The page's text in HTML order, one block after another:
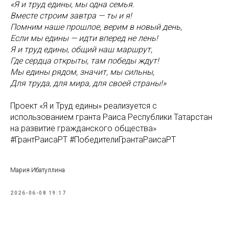
«Я и труд едины, мы одна семья.
Вместе строим завтра — ты и я!
Помним наше прошлое, верим в новый день,
Если мы едины — идти вперед не лень!
Я и труд едины, общий наш маршрут,
Где сердца открыты, там победы ждут!
Мы едины рядом, значит, мы сильны,
Для труда, для мира, для своей страны!»
Проект «Я и Труд едины» реализуется с
использованием гранта Раиса Республики Татарстан
на развитие гражданского общества»
#ГрантРаисаРТ #ПобедителиГрантаРаисаРТ
Мария Ибатуллина
2026-06-08 19:17